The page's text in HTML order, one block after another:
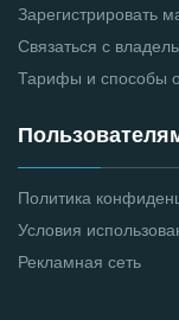
Зарегистрировать
Связаться с
Тарифы и способы
Политика
Условия
Рекламная сеть